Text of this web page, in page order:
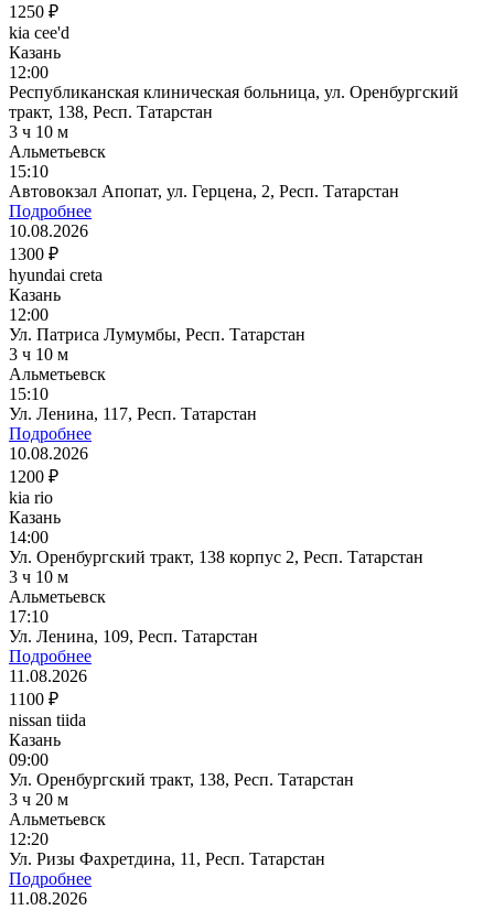
1250 ₽
kia cee'd
Казань
12:00
Республиканская клиническая больница, ул. Оренбургский
тракт, 138, Респ. Татарстан
3 ч 10 м
Альметьевск
15:10
Автовокзал Апопат, ул. Герцена, 2, Респ. Татарстан
Подробнее
10.08.2026
1300 ₽
hyundai creta
Казань
12:00
Ул. Патриса Лумумбы, Респ. Татарстан
3 ч 10 м
Альметьевск
15:10
Ул. Ленина, 117, Респ. Татарстан
Подробнее
10.08.2026
1200 ₽
kia rio
Казань
14:00
Ул. Оренбургский тракт, 138 корпус 2, Респ. Татарстан
3 ч 10 м
Альметьевск
17:10
Ул. Ленина, 109, Респ. Татарстан
Подробнее
11.08.2026
1100 ₽
nissan tiida
Казань
09:00
Ул. Оренбургский тракт, 138, Респ. Татарстан
3 ч 20 м
Альметьевск
12:20
Ул. Ризы Фахретдина, 11, Респ. Татарстан
Подробнее
11.08.2026